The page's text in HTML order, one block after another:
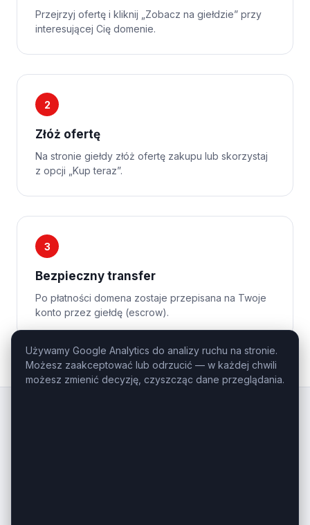
Przejrzyj ofertę i kliknij „Zobacz na giełdzie” przy
interesującej Cię domenie.
2
Złóż ofertę
Na stronie giełdy złóż ofertę zakupu lub skorzystaj
z opcji „Kup teraz”.
3
Bezpieczny transfer
Po płatności domena zostaje przepisana na Twoje
konto przez giełdę (escrow).
Używamy Google Analytics do analizy ruchu na stronie.
Możesz zaakceptować lub odrzucić — w każdej chwili
możesz zmienić decyzję, czyszcząc dane przeglądania.